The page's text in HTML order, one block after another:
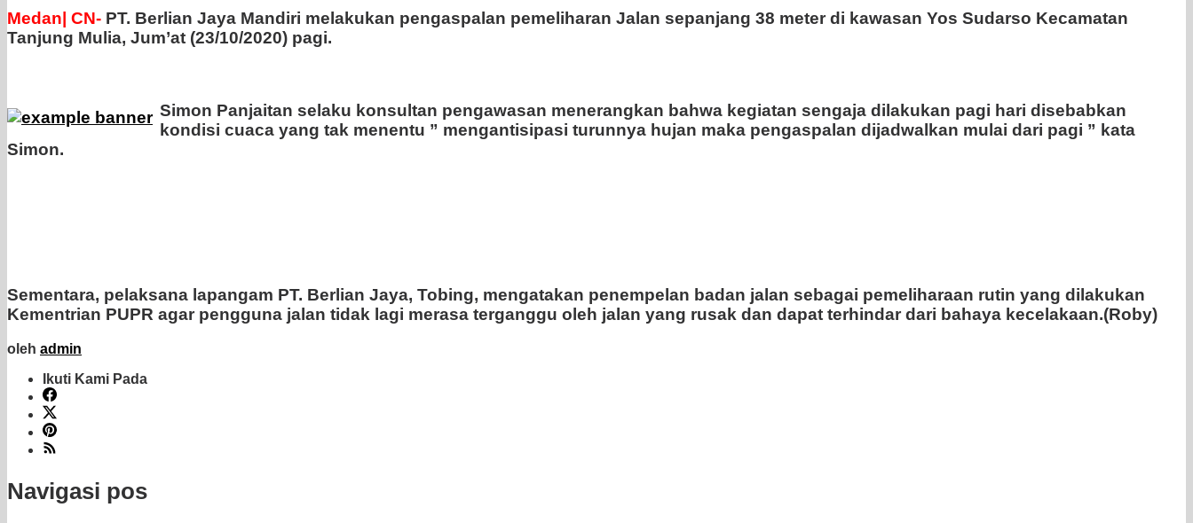
Medan| CN- PT. Berlian Jaya Mandiri melakukan pengaspalan pemeliharan Jalan sepanjang 38 meter di kawasan Yos Sudarso Kecamatan
Tanjung Mulia, Jum’at (23/10/2020) pagi.
Simon Panjaitan selaku konsultan pengawasan menerangkan bahwa kegiatan sengaja dilakukan pagi hari disebabkan
kondisi cuaca yang tak menentu ” mengantisipasi turunnya hujan maka pengaspalan dijadwalkan mulai dari pagi ” kata
Simon.
Sementara, pelaksana lapangam PT. Berlian Jaya, Tobing, mengatakan penempelan badan jalan sebagai pemeliharaan rutin yang dilakukan
Kementrian PUPR agar pengguna jalan tidak lagi merasa terganggu oleh jalan yang rusak dan dapat terhindar dari bahaya kecelakaan.(Roby)
oleh admin
Ikuti Kami Pada
Navigasi pos